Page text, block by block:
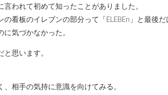
言われて初めて知ったことがありました。
の看板のイレブンの部分って「ELEBEn」と最後だ
気づかなかった。
思います。
、相手の気持に意識を向けてみる。